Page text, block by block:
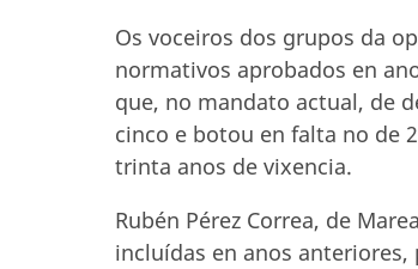
Os voceiros dos grupos da
normativos aprobados en
que, no mandato actual, de
cinco e botou en falta no de
trinta anos de vixencia.
Rubén Pérez Correa, de
incluídas en anos